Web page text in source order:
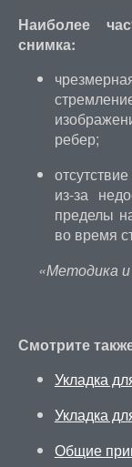
Наиболее
снимка:
ребер;
из-за
пределы
во время
«Методика и
Смотрите
Укладка
Укладка
Общие